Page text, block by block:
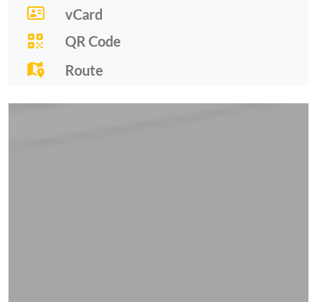
vCard
QR Code
Route